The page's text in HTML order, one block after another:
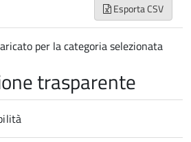
Esporta CSV
per la categoria selezionata
trasparente